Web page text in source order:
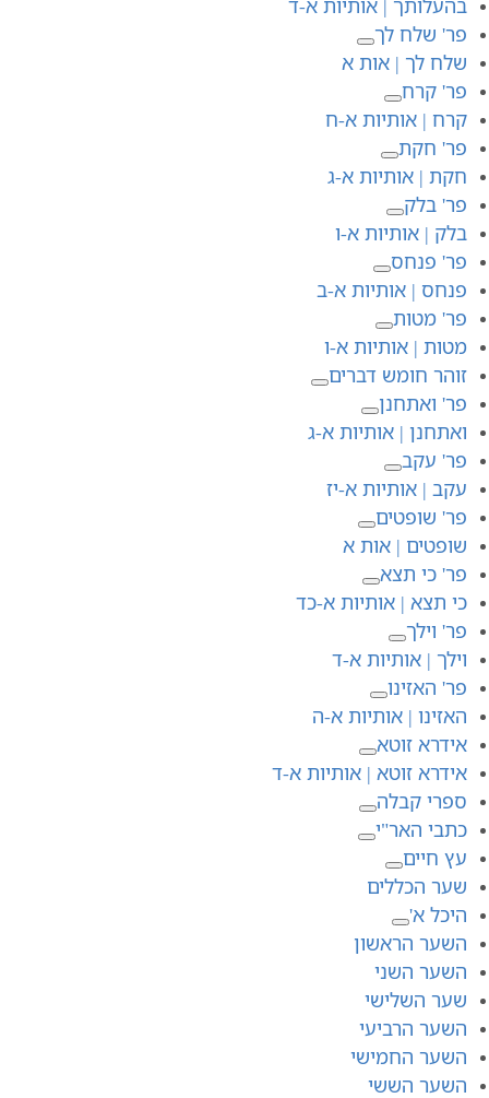
פר' שלח לך
שלח לך | אות א
פר' קרח
קרח | אותיות א-ח
פר' חקת
חקת | אותיות א-ג
פר' בלק
בלק | אותיות א-ו
פר' פנחס
פנחס | אותיות א-ב
פר' מטות
מטות | אותיות א-ו
זוהר חומש דברים
פר' ואתחנן
ואתחנן | אותיות א-ג
פר' עקב
עקב | אותיות א-יז
פר' שופטים
שופטים | אות א
פר' כי תצא
כי תצא | אותיות א-כד
פר' וילך
וילך | אותיות א-ד
פר' האזינו
האזינו | אותיות א-ה
אידרא זוטא
אידרא זוטא | אותיות א-ד
ספרי קבלה
כתבי האר"י
עץ חיים
שער הכללים
היכל א'
השער הראשון
השער השני
שער השלישי
השער הרביעי
השער החמישי
השער הששי